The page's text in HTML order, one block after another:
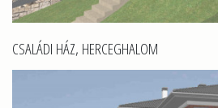
CSALÁDI HÁZ, HERCEGHALOM